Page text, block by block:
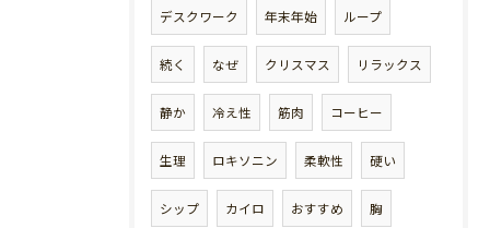
デスクワーク 年末年始 ループ
続く なぜ クリスマス リラックス
静か 冷え性 筋肉 コーヒー
生理 ロキソニン 柔軟性 硬い
シップ カイロ おすすめ 胸